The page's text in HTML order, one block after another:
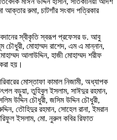
আক্তার রুমা, চাটগাঁর সংবাদ পত্রিকার
স্বীকৃতি স্বরূপ প্রফেসর ড. আবু
চৌধুরী, মোহাম্মদ রাশেদ, এম এ মান্নান,
আলাউদ্দিন, হাজী মোহাম্মদ শরীফ
হয়।
মোস্তাফা কামাল নিজামী, অধ্যাপক
বড়ুয়া, তুহিবুল ইসলাম, সাঈদুর রহমান,
উদ্দিন চৌধুরী, জসিম উদ্দিন চৌধুরী,
তৌহিদুর রহমান, সোহেল রানা, ইমরান
ইসলাম, মো. নুরুল কবির রিফাত